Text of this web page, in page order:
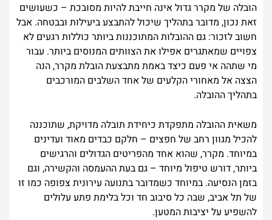
הובלה של מקרר גדול אינה חייבת להיות מסובכת – כשעושים
זאת נכון, מדובר בתהליך שיכול להתבצע ביעילות ובבטחה. אבל
חשוב לזכור: גם ההובלות המתוכננות ביותר כוללות רגעים לא
צפויים שמאתגרים אפילו את הצוותים המנוסים ביותר. עבור
מי שתהה אי פעם כיצד באמת מתבצעת הובלת מקרר, הנה
הצצה אל מאחורי הקלעים של אחד השלבים המורכבים
בתהליך ההובלה.
משאית ההובלה מתפקדת כיחידת תובלה מדויקת, שתוכננה
להכיל מגוון רחב של חפצים – חלקם כבדים מאוד ועדינים
במיוחד. מקרר, שהוא אחד מהפריטים הגדולים והרגישים
ביותר, דורש טיפול מיוחד – גם בעת ההעמסה והקשירה, וגם
בזמן הנסיעה. במיוחד כשמדובר בתנועה עירונית צפופה כמו זו
של תל אביב, שבה כל סיבוב חד וכל בלימת פתע עלולים
להשפיע על יציבות המטען.